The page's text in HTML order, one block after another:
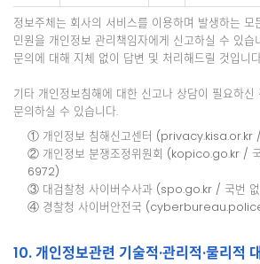
정보주체는 회사의 서비스를 이용하며 발생하는 모
민원을 개인정보 관리책임자에게 신고하실 수 있습
문의에 대해 지체 없이 답변 및 처리해드릴 것입니
기타 개인정보침해에 대한 신고나 상담이 필요하신
문의하실 수 있습니다.
① 개인정보 침해신고센터 (privacy.kisa.or.kr /
② 개인정보 분쟁조정위원회 (kopico.go.kr /
6972)
③ 대검찰청 사이버수사과 (spo.go.kr / 국번 없
④ 경찰청 사이버안전국
10. 개인정보관련 기술적·관리적·물리적